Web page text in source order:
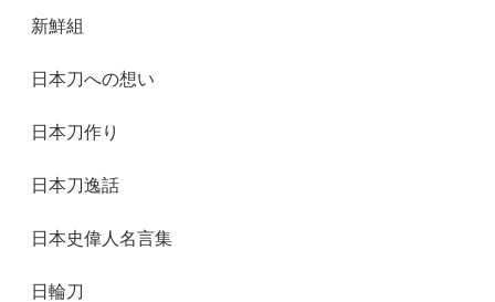
新鮮組
日本刀への想い
日本刀作り
日本刀逸話
日本史偉人名言集
日輪刀